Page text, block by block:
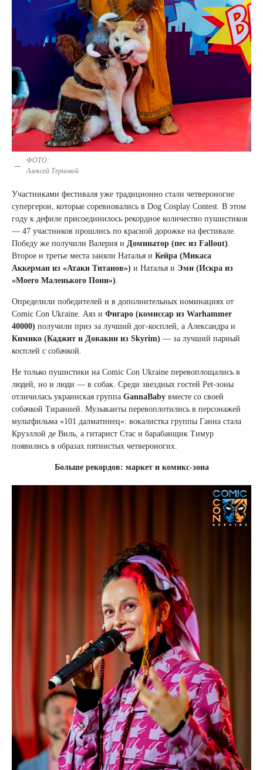
ФОТО:
Алексей Терновой
Участниками фестиваля уже традиционно стали четвероногие
супергерои, которые соревновались в Dog Cosplay Contest. В этом
году к дефиле присоединилось рекордное количество пушистиков
— 47 участников прошлись по красной дорожке на фестивале.
Победу же получили Валерия и Доминатор (пес из Fallout).
Второе и третье места заняли Наталья и Кейра (Микаса
Аккерман из «Атаки Титанов») и Наталья и Эми (Искра из
«Моего Маленького Пони»).
Определили победителей и в дополнительных номинациях от
Comic Con Ukraine. Аяз и Фигаро (комиссар из Warhammer
40000) получили приз за лучший дог-косплей, а Александра и
Кимико (Каджит и Довакин из Skyrim) — за лучший парный
косплей с собачкой.
Не только пушистики на Comic Con Ukraine перевоплощались в
людей, но и люди — в собак. Среди звездных гостей Pet-зоны
отличилась украинская группа GannaBaby вместе со своей
собачкой Тиранией. Музыканты перевоплотились в персонажей
мультфильма «101 далматинец»: вокалистка группы Ганна стала
Круэллой де Виль, а гитарист Стас и барабанщик Тимур
появились в образах пятнистых четвероногих.
Больше рекордов: маркет и комикс-зона